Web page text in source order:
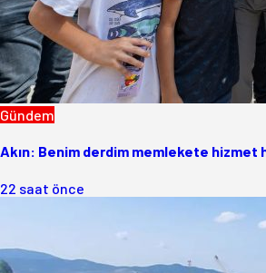
Gündem
Akın: Benim derdim memlekete hizmet
22 saat önce